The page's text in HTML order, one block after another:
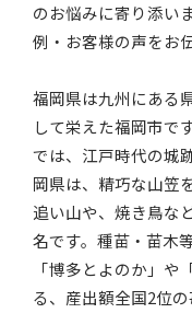
のお悩みに寄り添い
例・お客様の声をお
福岡県は九州にある
して栄えた福岡市で
では、江戸時代の城
岡県は、精巧な山笠
追い山や、焼き鳥な
名です。種苗・苗木
「博多とよのか」
る、産出額全国2位